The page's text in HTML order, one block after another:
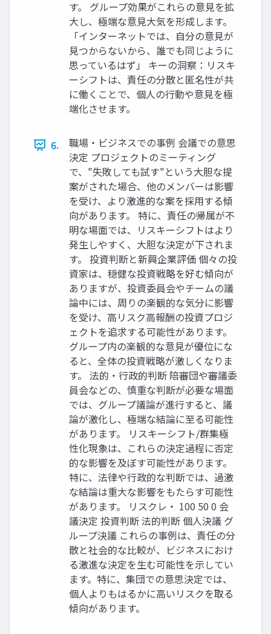
す。 グループ効果がこれらの意見を拡
大し、極端な意見大気を形成します。
「インターネットでは、自分の意見が
見つからないから、誰でも同じように
思っているはず」 キーの洞察：リスキ
ーシフトは、責任の分散と匿名性が共
に働くことで、個人の行動や意見を極
端化させます。
6.
職場・ビジネスでの事例 会議での意思
決定 プロジェクトのミーティング
で、"失敗しても試す"という大胆な提
案がされた場合、他のメンバーは影響
を受け、より激進的な案を採用する傾
向があります。 特に、責任の帰属が不
明な場面では、リスキーシフトはより
発生しやすく、大胆な決定が下されま
す。 投資判断と新興企業評価 個々の投
資家は、穏健な投資戦略を好む傾向が
ありますが、投資委員会やチームの議
論中には、周りの楽観的な気分に影響
を受け、高リスク高報酬の投資プロジ
ェクトを追求する可能性があります。
グループ内の楽観的な意見が優位にな
ると、全体の投資戦略が激しくなりま
す。 法的・行政的判断 陪審団や審議委
員会などの、慎重な判断が必要な場面
では、グループ議論が進行すると、議
論が激化し、極端な結論に至る可能性
があります。 リスキーシフト/群集極
性化現象は、これらの決定過程に否定
的な影響を及ぼす可能性があります。
特に、法律や行政的な判断では、過激
な結論は重大な影響をもたらす可能性
があります。 リスクレ・ 100 50 0 会
議決定 投資判断 法的判断 個人決議 グ
ループ決議 これらの事例は、責任の分
散と社会的な比較が、ビジネスにおけ
る激進な決定を生む可能性を示してい
ます。特に、集団での意思決定では、
個人よりもはるかに高いリスクを取る
傾向があります。